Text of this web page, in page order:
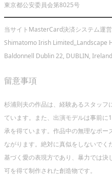
東京都公安委員会第8025号
当サイトMasterCard決済システム運
Shimatomo Irish Limited,,Landscape
Baldonnell Dublin 22, DUBLIN, Ireland
留意事項
杉浦則夫の作品は、経験あるスタッフ
ています。また、出演モデルは事前
承を得ています。作品中の無理なポ
ながります。絶対に真似をしないで
基づく愛の表現方であり、暴力では
可を得て制作された創造物です。